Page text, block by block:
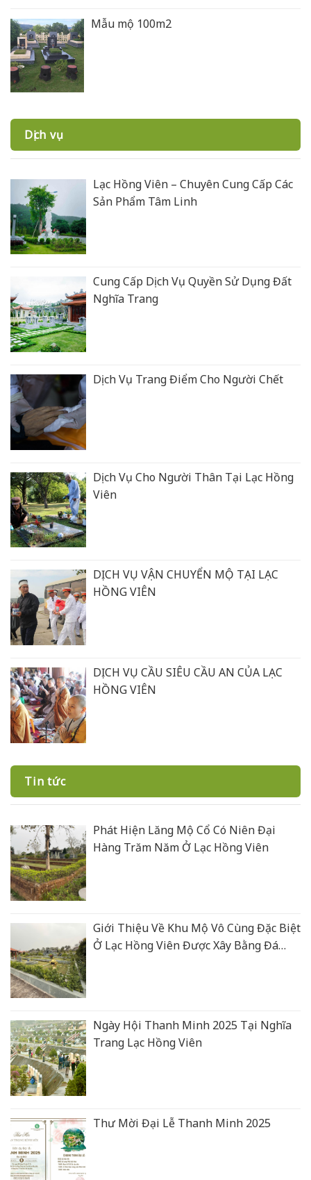
Mẫu mộ 100m2
Dịch vụ
Lạc Hồng Viên – Chuyên Cung Cấp Các
Sản Phẩm Tâm Linh
Cung Cấp Dịch Vụ Quyền Sử Dụng Đất
Nghĩa Trang
Dịch Vụ Trang Điểm Cho Người Chết
Dịch Vụ Cho Người Thân Tại Lạc Hồng
Viên
DỊCH VỤ VẬN CHUYỂN MỘ TẠI LẠC
HỒNG VIÊN
DỊCH VỤ CẦU SIÊU CẦU AN CỦA LẠC
HỒNG VIÊN
Tin tức
Phát Hiện Lăng Mộ Cổ Có Niên Đại
Hàng Trăm Năm Ở Lạc Hồng Viên
Giới Thiệu Về Khu Mộ Vô Cùng Đặc Biệt
Ở Lạc Hồng Viên Được Xây Bằng Đá
Ngày Hội Thanh Minh 2025 Tại Nghĩa
Trang Lạc Hồng Viên
Thư Mời Đại Lễ Thanh Minh 2025